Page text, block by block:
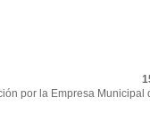
por la Empresa Municipal